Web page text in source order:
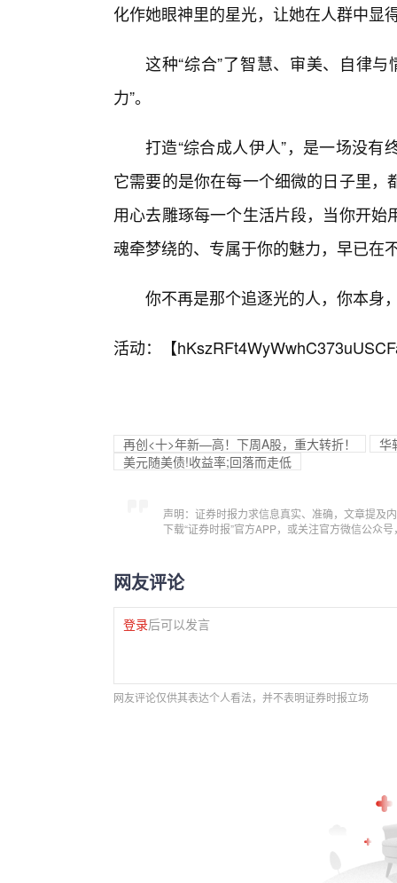
化作她眼神里的星光，让她在人群中显
这种“综合”了智慧、审美、自律
力”。
打造“综合成人伊人”，是一场没
它需要的是你在每一个细微的日子里
用心去雕琢每一个生活片段，当你开
魂牵梦绕的、专属于你的魅力，早已在
你不再是那个追逐光的人，你本身
活动：【
再创<十>年新—高！下周A股，重大转折！
华
美元随美债!收益率;回落而走低
声明：证券时报力求信息真实、准确，文章提及
下载“证券时报”官方APP，或关注官方微信公众
网友评论
登录后可以发言
网友评论仅供其表达个人看法，并不表明证券时报立场